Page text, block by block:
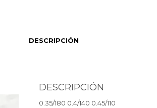
DESCRIPCIÓN
DESCRIPCIÓN
0.35/180 0.4/140 0.45/110